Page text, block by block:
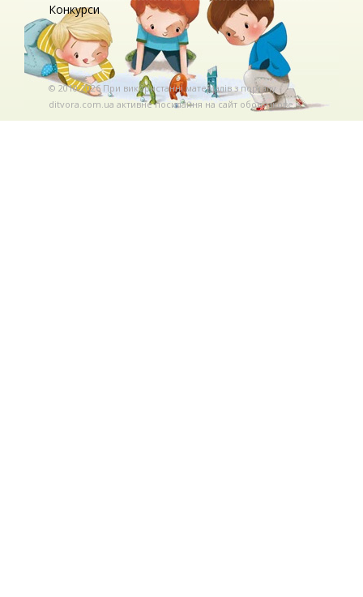
Конкурси
© 2010-2026 При використаннi матерiалiв з порталу
ditvora.com.ua активне посилання на сайт обов'язкове. .